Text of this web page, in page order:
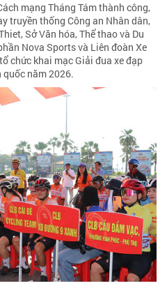
mạng Tháng Tám thành công,
truyền thống Công an Nhân dân,
Sở Văn hóa, Thể thao và Du
Nova Sports và Liên đoàn Xe
chức khai mạc Giải đua xe đạp
năm 2026.